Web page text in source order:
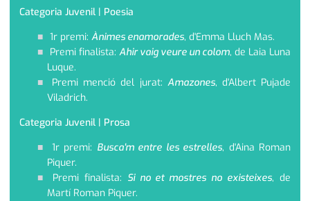
Categoria Juvenil | Poesia
1r premi: Ànimes enamorades, d'Emma Lluch Mas.
Premi finalista: Ahir vaig veure un colom, de Laia Luna
Luque.
Premi menció del jurat: Amazones, d'Albert Pujade
Viladrich.
Categoria Juvenil | Prosa
1r premi: Busca'm entre les estrelles, d'Aina Roman
Piquer.
Premi finalista: Si no et mostres no existeixes, de
Martí Roman Piquer.